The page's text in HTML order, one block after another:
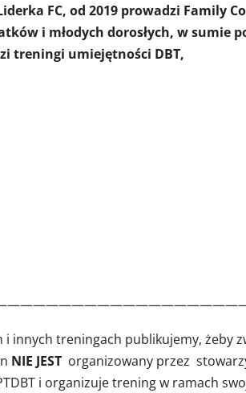
FC, od 2019 prowadzi Family
i młodych dorosłych, w sumie
treningi umiejętności DBT,
i innych treningach publikujemy, żeby
NIE JEST organizowany przez
i organizuje trening w ramach